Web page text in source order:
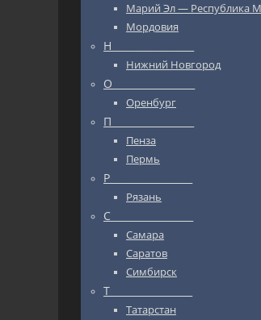
Марий Эл — Республика
Мордовия
Н_________________
Нижний Новгород
О_________________
Оренбург
П_________________
Пенза
Пермь
Р_________________
Рязань
С_________________
Самара
Саратов
Симбирск
Т_________________
Татарстан